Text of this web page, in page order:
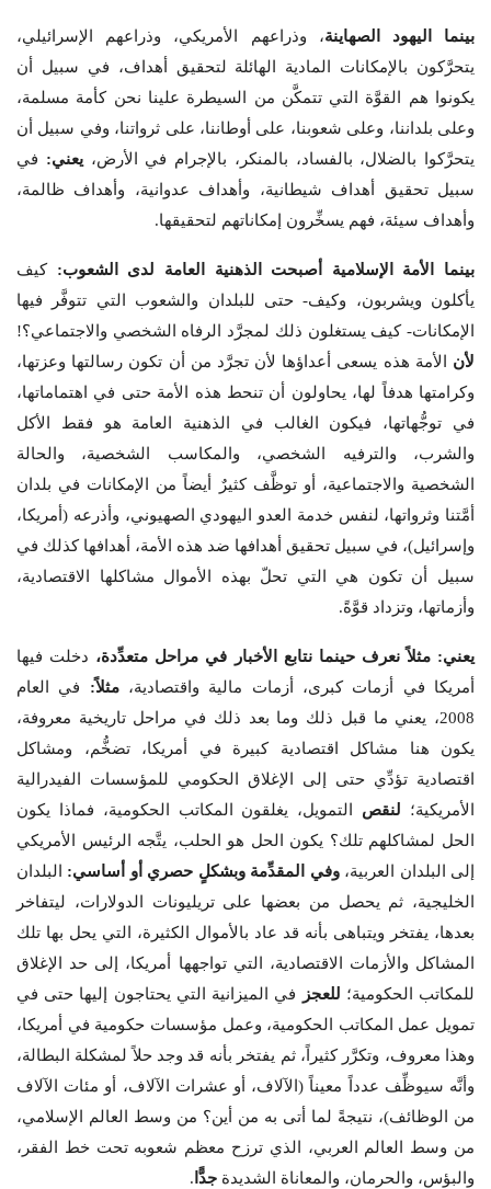
بينما اليهود الصهاينة، وذراعهم الأمريكي، وذراعهم الإسرائيلي،
يتحرَّكون بالإمكانات المادية الهائلة لتحقيق أهداف، في سبيل أن
يكونوا هم القوَّة التي تتمكَّن من السيطرة علينا نحن كأمة مسلمة،
وعلى بلداننا، وعلى شعوبنا، على أوطاننا، على ثرواتنا، وفي سبيل أن
يتحرَّكوا بالضلال، بالفساد، بالمنكر، بالإجرام في الأرض،يعني: في
سبيل تحقيق أهداف شيطانية، وأهداف عدوانية، وأهداف ظالمة،
وأهداف سيئة، فهم يسخِّرون إمكاناتهم لتحقيقها.
بينما الأمة الإسلامية أصبحت الذهنية العامة لدى الشعوب: كيف
يأكلون ويشربون، وكيف- حتى للبلدان والشعوب التي تتوفَّر فيها
الإمكانات- كيف يستغلون ذلك لمجرَّد الرفاه الشخصي والاجتماعي؟!
لأن الأمة هذه يسعى أعداؤها لأن تجرَّد من أن تكون رسالتها وعزتها،
وكرامتها هدفاً لها، يحاولون أن تنحط هذه الأمة حتى في اهتماماتها،
في توجُّهاتها، فيكون الغالب في الذهنية العامة هو فقط الأكل
والشرب، والترفيه الشخصي، والمكاسب الشخصية، والحالة
الشخصية والاجتماعية، أو توظَّف كثيرٌ أيضاً من الإمكانات في بلدان
أمَّتنا وثرواتها، لنفس خدمة العدو اليهودي الصهيوني، وأذرعه (أمريكا،
وإسرائيل)، في سبيل تحقيق أهدافها ضد هذه الأمة، أهدافها كذلك في
سبيل أن تكون هي التي تحلّ بهذه الأموال مشاكلها الاقتصادية،
وأزماتها، وتزداد قوَّةً.
يعني: مثلاً نعرف حينما نتابع الأخبار في مراحل متعدِّدة، دخلت فيها
أمريكا في أزمات كبرى، أزمات مالية واقتصادية،مثلاً: في العام
2008، يعني ما قبل ذلك وما بعد ذلك في مراحل تاريخية معروفة،
يكون هنا مشاكل اقتصادية كبيرة في أمريكا، تضخُّم، ومشاكل
اقتصادية تؤدِّي حتى إلى الإغلاق الحكومي للمؤسسات الفيدرالية
الأمريكية؛ لنقص التمويل، يغلقون المكاتب الحكومية، فماذا يكون
الحل لمشاكلهم تلك؟ يكون الحل هو الحلب، يتَّجه الرئيس الأمريكي
إلى البلدان العربية،وفي المقدِّمة وبشكلٍ حصري أو أساسي: البلدان
الخليجية، ثم يحصل من بعضها على تريليونات الدولارات، ليتفاخر
بعدها، يفتخر ويتباهى بأنه قد عاد بالأموال الكثيرة، التي يحل بها تلك
المشاكل والأزمات الاقتصادية، التي تواجهها أمريكا، إلى حد الإغلاق
للمكاتب الحكومية؛ للعجز
في الميزانية التي يحتاجون إليها حتى في
تمويل عمل المكاتب الحكومية، وعمل مؤسسات حكومية في أمريكا،
وهذا معروف، وتكرَّر كثيراً، ثم يفتخر بأنه قد وجد حلاً لمشكلة البطالة،
وأنَّه سيوظِّف عدداً معيناً (الآلاف، أو عشرات الآلاف، أو مئات الآلاف
من الوظائف)، نتيجةً لما أتى به من أين؟ من وسط العالم الإسلامي،
من وسط العالم العربي، الذي ترزح معظم شعوبه تحت خط الفقر،
والبؤس، والحرمان، والمعاناة الشديدة جدًّا .